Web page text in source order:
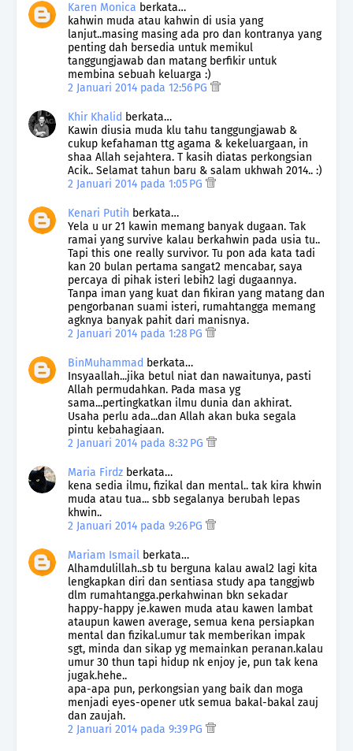
Karen Monica berkata…
kahwin muda atau kahwin di usia yang
lanjut..masing masing ada pro dan kontranya yang
penting dah bersedia untuk memikul
tanggungjawab dan matang berfikir untuk
membina sebuah keluarga :)
2 Januari 2014 pada 12:56 PG
Khir Khalid berkata…
Kawin diusia muda klu tahu tanggungjawab &
cukup kefahaman ttg agama & kekeluargaan, in
shaa Allah sejahtera. T kasih diatas perkongsian
Acik.. Selamat tahun baru & salam ukhwah 2014.. :)
2 Januari 2014 pada 1:05 PG
Kenari Putih berkata…
Yela u ur 21 kawin memang banyak dugaan. Tak
ramai yang survive kalau berkahwin pada usia tu..
Tapi this one really survivor. Tu pon ada kata tadi
kan 20 bulan pertama sangat2 mencabar, saya
percaya di pihak isteri lebih2 lagi dugaannya.
Tanpa iman yang kuat dan fikiran yang matang dan
pengorbanan suami isteri, rumahtangga memang
agknya banyak pahit dari manisnya.
2 Januari 2014 pada 1:28 PG
BinMuhammad berkata…
Insyaallah...jika betul niat dan nawaitunya, pasti
Allah permudahkan. Pada masa yg
sama...pertingkatkan ilmu dunia dan akhirat.
Usaha perlu ada...dan Allah akan buka segala
pintu kebahagiaan.
2 Januari 2014 pada 8:32 PG
Maria Firdz berkata…
kena sedia ilmu, fizikal dan mental.. tak kira khwin
muda atau tua... sbb segalanya berubah lepas
khwin..
2 Januari 2014 pada 9:26 PG
Mariam Ismail berkata…
Alhamdulillah..sb tu berguna kalau awal2 lagi kita
lengkapkan diri dan sentiasa study apa tanggjwb
dlm rumahtangga.perkahwinan bkn sekadar
happy-happy je.kawen muda atau kawen lambat
ataupun kawen average, semua kena persiapkan
mental dan fizikal.umur tak memberikan impak
sgt, minda dan sikap yg memainkan peranan.kalau
umur 30 thun tapi hidup nk enjoy je, pun tak kena
jugak.hehe..
apa-apa pun, perkongsian yang baik dan moga
menjadi eyes-opener utk semua bakal-bakal zauj
dan zaujah.
2 Januari 2014 pada 9:39 PG